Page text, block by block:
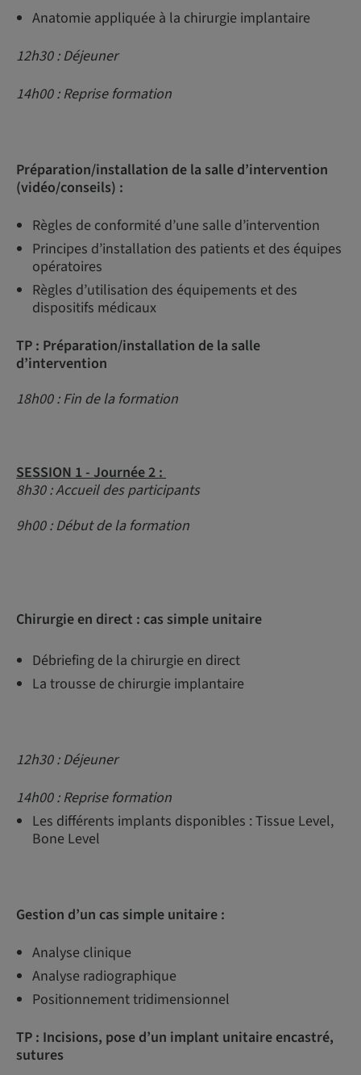
Anatomie appliquée à la chirurgie implantaire
12h30 : Déjeuner
14h00 : Reprise formation
Préparation/installation de la salle d’intervention
(vidéo/conseils) :
Règles de conformité d’une salle d’intervention
Principes d’installation des patients et des équipes
opératoires
Règles d’utilisation des équipements et des
dispositifs médicaux
TP : Préparation/installation de la salle
d’intervention
18h00 : Fin de la formation
SESSION 1 - Journée 2 :
8h30 : Accueil des participants
9h00 : Début de la formation
Chirurgie en direct : cas simple unitaire
Débriefing de la chirurgie en direct
La trousse de chirurgie implantaire
12h30 : Déjeuner
14h00 : Reprise formation
Les différents implants disponibles : Tissue Level,
Bone Level
Gestion d’un cas simple unitaire :
Analyse clinique
Analyse radiographique
Positionnement tridimensionnel
TP : Incisions, pose d’un implant unitaire encastré,
sutures